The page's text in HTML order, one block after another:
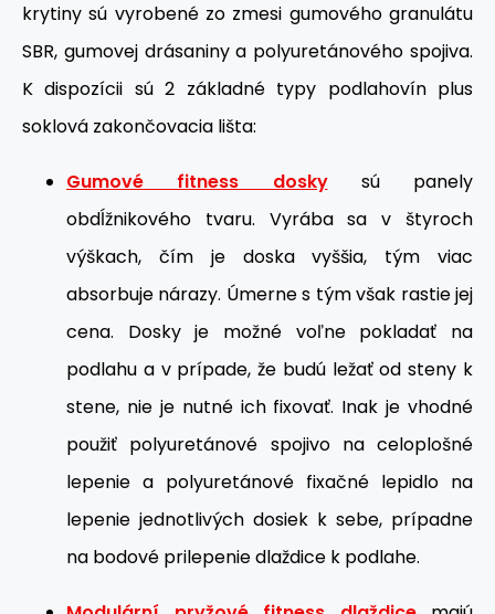
krytiny sú vyrobené zo zmesi gumového granulátu
SBR, gumovej drásaniny a polyuretánového spojiva.
K dispozícii sú 2 základné typy podlahovín plus
soklová zakončovacia lišta:
Gumové fitness doskysú panely
obdĺžnikového tvaru. Vyrába sa v štyroch
výškach, čím je doska vyššia, tým viac
absorbuje nárazy. Úmerne s tým však rastie jej
cena. Dosky je možné voľne pokladať na
podlahu a v prípade, že budú ležať od steny k
stene, nie je nutné ich fixovať. Inak je vhodné
použiť polyuretánové spojivo na celoplošné
lepenie a polyuretánové fixačné lepidlo na
lepenie jednotlivých dosiek k sebe, prípadne
na bodové prilepenie dlaždice k podlahe.